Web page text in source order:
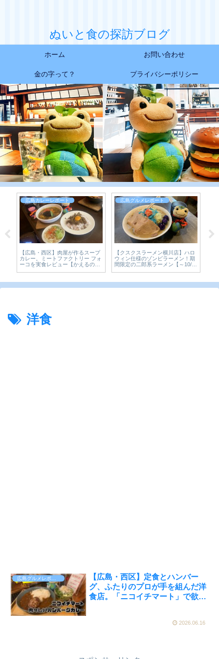
ぬいと食の探訪ブログ
ホーム お問い合わせ
金の字って？ プライバシーポリシー
ルメレポート
スラーメン横川店】ハロ
様のゾンビラーメン！期
二郎系ラーメン【～10/31
広島デザートレポート
【広島・大手町】老舗和菓子屋
「青柳屋」の濃い京抹茶氷が、本
気すぎた。宮島純氷×京抹茶のか
広島グルメレポ
【閉店】【インド
Cafe】本格的な
楽しめる素敵な
洋食
【広島・西区】定食とハンバー
グ、ふたりのプロが手を組んだ洋
食店。「ニコイチマート」で欲張
2026.06.16